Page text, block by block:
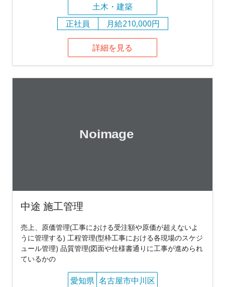
土木・建築
正社員
月給210,000円
詳細を見る
中途 施工管理
売上、原価管理(工事における受注額や原価が超えないよ
うに管理する) 工程管理(型枠工事における各現場のスケジ
ュール管理) 品質管理(図面や仕様書通りに工事が進められ
ているかの
愛知県 名古屋市中川区